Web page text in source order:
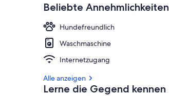
Beliebte Annehmlichkeiten
Hundefreundlich
Waschmaschine
Internetzugang
Alle anzeigen
Lerne die Gegend kennen